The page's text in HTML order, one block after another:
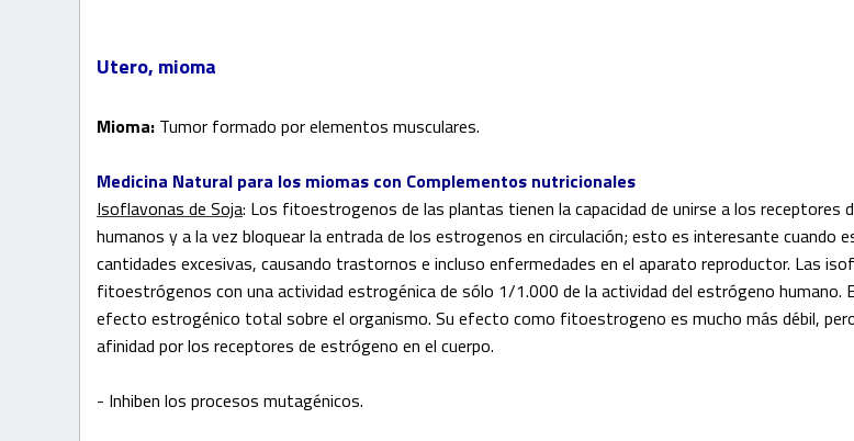
Utero, mioma
Mioma: Tumor formado por elementos musculares.
Medicina Natural para los miomas con Complementos nutricionales
Isoflavonas de Soja: Los fitoestrogenos de las plantas tienen la capacidad de unirse a los receptores
humanos y a la vez bloquear la entrada de los estrogenos en circulación; esto es interesante cuando
cantidades excesivas, causando trastornos e incluso enfermedades en el aparato reproductor. Las
fitoestrógenos con una actividad estrogénica de sólo 1/1.000 de la actividad del estrógeno humano.
efecto estrogénico total sobre el organismo. Su efecto como fitoestrogeno es mucho más débil,
afinidad por los receptores de estrógeno en el cuerpo.
- Inhiben los procesos mutagénicos.